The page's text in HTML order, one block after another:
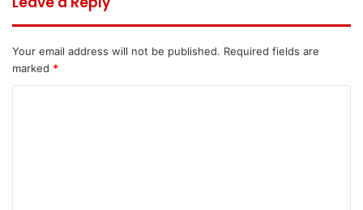
Your email address will not be published. Required fields are
marked *